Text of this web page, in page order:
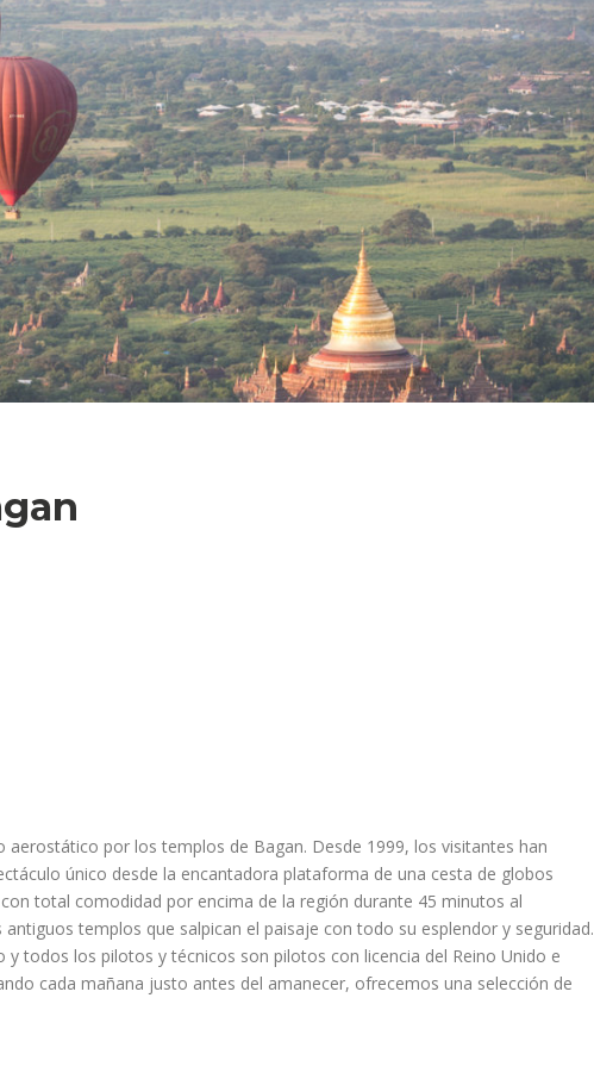
por los templos de Bagan. Desde 1999, los visitantes han
único desde la encantadora plataforma de una cesta de globos
total comodidad por encima de la región durante 45 minutos al
templos que salpican el paisaje con todo su esplendor y seguridad.
y todos los pilotos y técnicos son pilotos con licencia del Reino Unido e
cada mañana justo antes del amanecer, ofrecemos una selección de